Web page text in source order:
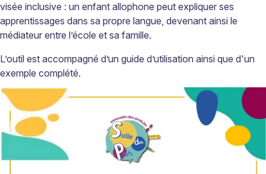
visée inclusive : un enfant allophone peut expliquer ses
apprentissages dans sa propre langue, devenant ainsi le
médiateur entre l’école et sa famille.
L’outil est accompagné d’un guide d’utilisation ainsi que d'un
exemple complété.